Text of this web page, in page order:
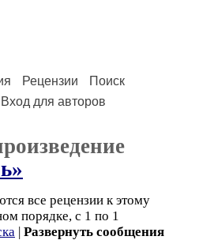
Рецензии
Поиск
Вход для авторов
все рецензии к этому
порядке, с 1 по 1
| Развернуть сообщения